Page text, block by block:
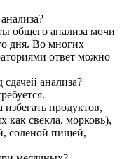
общего анализа мочи
дня. Во многих
ответ можно
анализа?
избегать продуктов,
как свекла, морковь),
соленой пищей,